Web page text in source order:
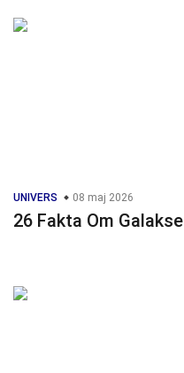
UNIVERS 08 maj 2026
26 Fakta Om Galakse